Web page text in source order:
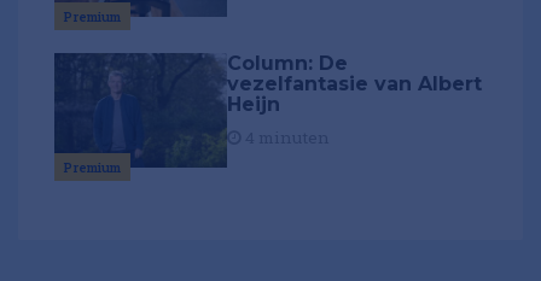
Premium
Premium
Column: De
vezelfantasie van Albert
Heijn